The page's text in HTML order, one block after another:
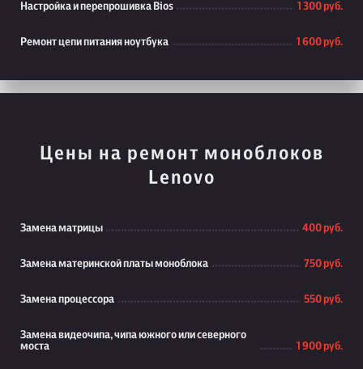
Настройка и перепрошивка Bios 1 300 руб.
Ремонт цепи питания ноутбука 1 600 руб.
Цены на ремонт моноблоков
Lenovo
Замена матрицы 400 руб.
Замена материнской платы моноблока 750 руб.
Замена процессора 550 руб.
Замена видеочипа, чипа южного или северного
моста
1 900 руб.